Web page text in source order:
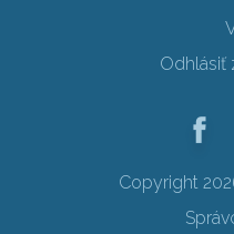
Odhlásiť
Copyright